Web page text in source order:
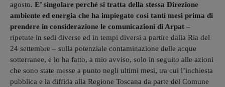
agosto. E’ singolare perché si tratta della stessa Direzione
ambiente ed energia che ha impiegato così tanti mesi prima di
prendere in considerazione le comunicazioni di Arpat –
ripetute in sedi diverse ed in tempi diversi a partire dalla Ria del
24 settembre – sulla potenziale contaminazione delle acque
sotterranee, e lo ha fatto, a mio avviso, solo in seguito alle azioni
che sono state messe a punto negli ultimi mesi, tra cui l’inchiesta
pubblica e la diffida alla Regione Toscana da parte del Comune